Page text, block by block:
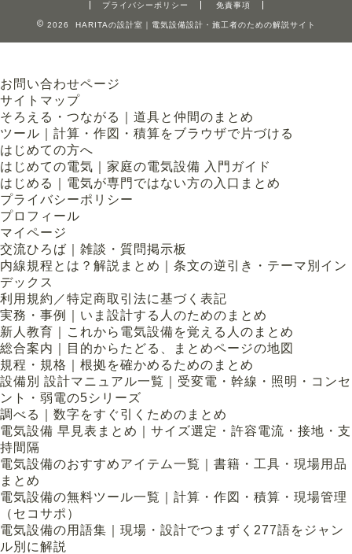
プライバシーポリシー 免責事項
2026 HARITAの設計室｜電気設備設計・施工者のための解説サイト
お問い合わせページ
サイトマップ
そろえる・つながる｜道具と仲間のまとめ
ツール｜計算・作図・積算をブラウザで片づける
はじめての方へ
はじめての電気｜家庭の電気設備 入門ガイド
はじめる｜電気が専門ではない方の入口まとめ
プライバシーポリシー
プロフィール
マイページ
交流ひろば｜雑談・質問掲示板
内線規程とは？解説まとめ｜条文の逆引き・テーマ別イン
デックス
利用規約／特定商取引法に基づく表記
実務・事例｜いま設計する人のためのまとめ
新人教育｜これから電気設備を覚える人のまとめ
総合案内｜目的からたどる、まとめページの地図
規程・規格｜根拠を確かめるためのまとめ
設備別 設計マニュアル一覧｜受変電・幹線・照明・コンセ
ント・弱電の5シリーズ
調べる｜数字をすぐ引くためのまとめ
電気設備 早見表まとめ｜サイズ選定・許容電流・接地・支
持間隔
電気設備のおすすめアイテム一覧｜書籍・工具・現場用品
まとめ
電気設備の無料ツール一覧｜計算・作図・積算・現場管理
（セコサポ）
電気設備の用語集｜現場・設計でつまずく277語をジャン
ル別に解説